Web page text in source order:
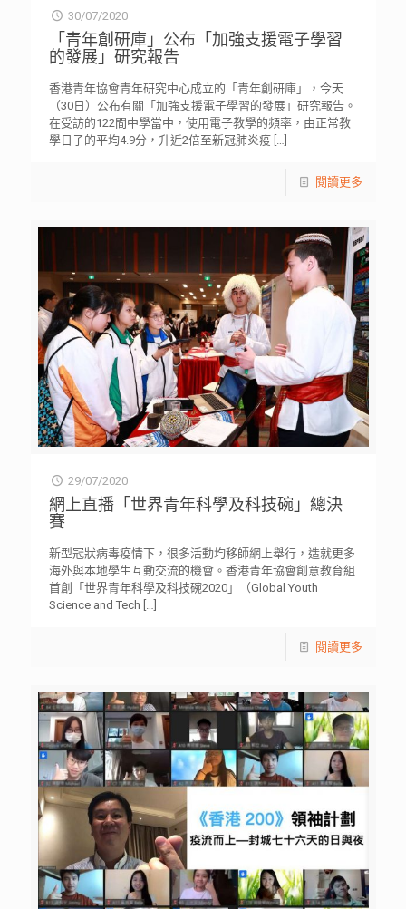
30/07/2020
「青年創研庫」公布「加強支援電子學習
的發展」研究報告
香港青年協會青年研究中心成立的「青年創研庫」，今天
（30日）公布有關「加強支援電子學習的發展」研究報告。
在受訪的122間中學當中，使用電子教學的頻率，由正常教
學日子的平均4.9分，升近2倍至新冠肺炎疫[…]
閱讀更多
29/07/2020
網上直播「世界青年科學及科技碗」總決
賽
新型冠狀病毒疫情下，很多活動均移師網上舉行，造就更多
海外與本地學生互動交流的機會。香港青年協會創意教育組
首創「世界青年科學及科技碗2020」（Global Youth
Science and Tech
閱讀更多